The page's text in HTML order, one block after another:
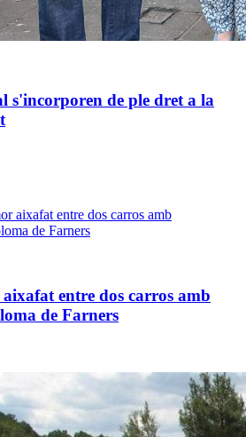
s'incorporen de ple dret a la
entre dos carros amb
de Farners